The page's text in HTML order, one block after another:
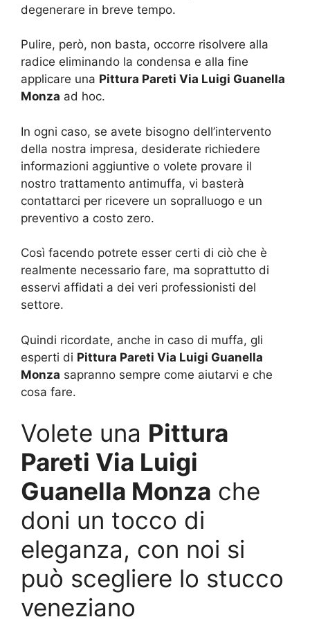
degenerare in breve tempo.
Pulire, però, non basta, occorre risolvere alla
radice eliminando la condensa e alla fine
applicare una Pittura Pareti Via Luigi Guanella
Monza ad hoc.
In ogni caso, se avete bisogno dell’intervento
della nostra impresa, desiderate richiedere
informazioni aggiuntive o volete provare il
nostro trattamento antimuffa, vi basterà
contattarci per ricevere un sopralluogo e un
preventivo a costo zero.
Così facendo potrete esser certi di ciò che è
realmente necessario fare, ma soprattutto di
esservi affidati a dei veri professionisti del
settore.
Quindi ricordate, anche in caso di muffa, gli
esperti di Pittura Pareti Via Luigi Guanella
Monza sapranno sempre come aiutarvi e che
cosa fare.
Volete una Pittura
Pareti Via Luigi
Guanella Monza che
doni un tocco di
eleganza, con noi si
può scegliere lo stucco
veneziano